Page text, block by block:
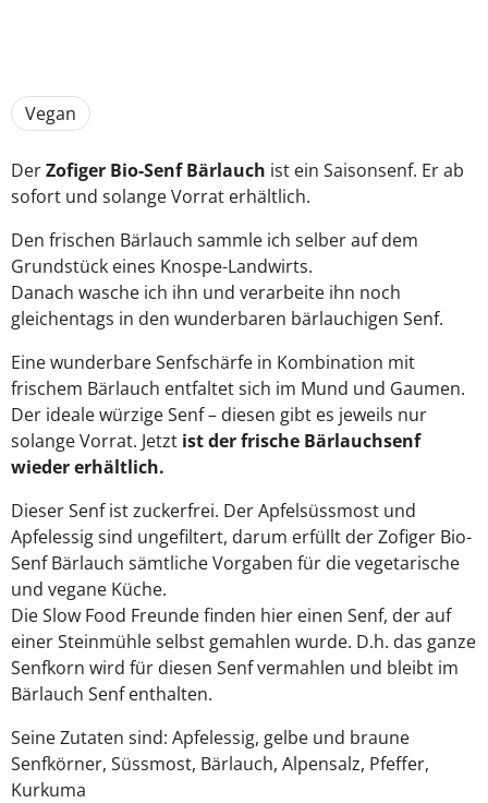
Vegan
DerZofiger Bio-Senf Bärlauch ist ein Saisonsenf. Er ab
sofort und solange Vorrat erhältlich.
Den frischen Bärlauch sammle ich selber auf dem
Grundstück eines Knospe-Landwirts.
Danach wasche ich ihn und verarbeite ihn noch
gleichentags in den wunderbaren bärlauchigen Senf.
Eine wunderbare Senfschärfe in Kombination mit
frischem Bärlauch entfaltet sich im Mund und Gaumen.
Der ideale würzige Senf – diesen gibt es jeweils nur
solange Vorrat. Jetzt ist der frische Bärlauchsenf
wieder erhältlich.
Dieser Senf ist zuckerfrei. Der Apfelsüssmost und
Apfelessig sind ungefiltert, darum erfüllt der Zofiger Bio-
Senf Bärlauch sämtliche Vorgaben für die vegetarische
und vegane Küche.
Die Slow Food Freunde finden hier einen Senf, der auf
einer Steinmühle selbst gemahlen wurde. D.h. das ganze
Senfkorn wird für diesen Senf vermahlen und bleibt im
Bärlauch Senf enthalten.
Seine Zutaten sind: Apfelessig, gelbe und braune
Senfkörner, Süssmost, Bärlauch, Alpensalz, Pfeffer,
Kurkuma